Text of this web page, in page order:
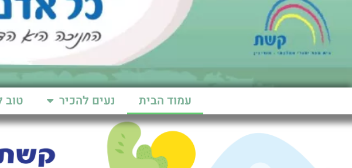
עמוד הבית נעים להכיר טוב